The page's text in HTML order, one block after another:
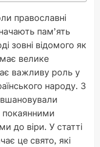
православні
пам’ять
зовні відомого як
велике
важливу роль у
народу. З
покаянними
до віри. У статті
це свято, які